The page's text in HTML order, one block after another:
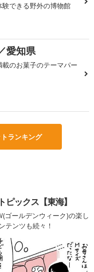
できる野外の博物館
愛知県
のお菓子のテーマパー
ランキング
ピックス【東海】
ゴールデンウィーク)の楽し
テンツも続々！